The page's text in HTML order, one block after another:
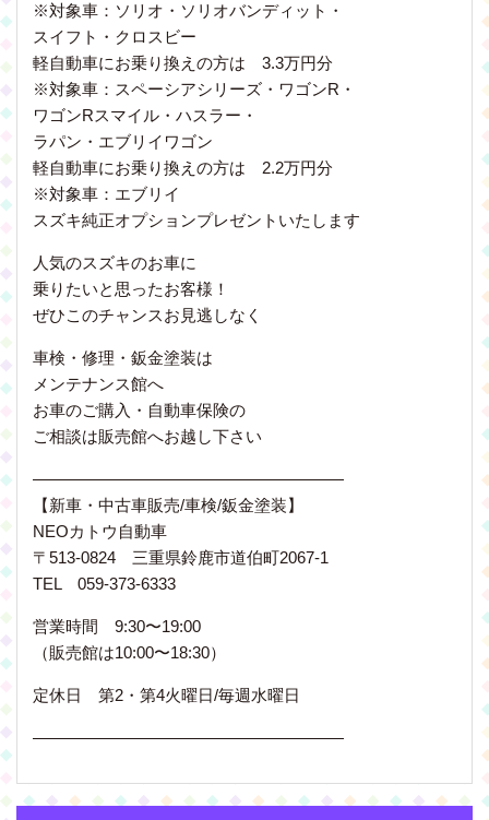
※対象車：ソリオ・ソリオバンディット・
スイフト・クロスビー
軽自動車にお乗り換えの方は 3.3万円分
※対象車：スペーシアシリーズ・ワゴンR・
ワゴンRスマイル・ハスラー・
ラパン・エブリイワゴン
軽自動車にお乗り換えの方は 2.2万円分
※対象車：エブリイ
スズキ純正オプションプレゼントいたします
人気のスズキのお車に
乗りたいと思ったお客様！
ぜひこのチャンスお見逃しなく
車検・修理・鈑金塗装は
メンテナンス館へ
お車のご購入・自動車保険の
ご相談は販売館へお越し下さい
———————————————————
【新車・中古車販売/車検/鈑金塗装】
NEOカトウ自動車
〒513-0824 三重県鈴鹿市道伯町2067-1
TEL 059-373-6333
営業時間 9:30〜19:00
（販売館は10:00〜18:30）
定休日 第2・第4火曜日/毎週水曜日
———————————————————